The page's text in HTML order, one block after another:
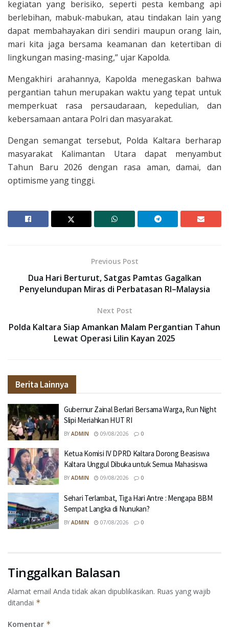
kegiatan yang berisiko, seperti pesta kembang api
berlebihan, mabuk-mabukan, atau tindakan lain yang
dapat membahayakan diri sendiri maupun orang lain,
mari kita jaga bersama keamanan dan ketertiban di
lingkungan masing-masing,” ujar Kapolda.
Mengakhiri arahannya, Kapolda menegaskan bahwa
pergantian tahun merupakan waktu yang tepat untuk
memperkuat rasa persaudaraan, kepedulian, dan
kebersamaan antara Polri dan masyarakat.
Dengan semangat tersebut, Polda Kaltara berharap
masyarakat Kalimantan Utara dapat menyambut
Tahun Baru 2026 dengan rasa aman, damai, dan
optimisme yang tinggi.
Previous Post
Dua Hari Berturut, Satgas Pamtas Gagalkan
Penyelundupan Miras di Perbatasan RI–Malaysia
Next Post
Polda Kaltara Siap Amankan Malam Pergantian Tahun
Lewat Operasi Lilin Kayan 2025
Berita Lainnya
Gubernur Zainal Berlari Bersama Warga, Run Night
Slipi Meriahkan HUT RI
BY ADMIN 09/08/2026 0
Ketua Komisi IV DPRD Kaltara Dorong Beasiswa
Kaltara Unggul Dibuka untuk Semua Mahasiswa
BY ADMIN 09/08/2026 0
Sehari Terlambat, Tiga Hari Antre : Mengapa BBM
Sempat Langka di Nunukan?
BY ADMIN 07/08/2026 0
Tinggalkan Balasan
Alamat email Anda tidak akan dipublikasikan. Ruas yang wajib
ditandai *
Komentar *